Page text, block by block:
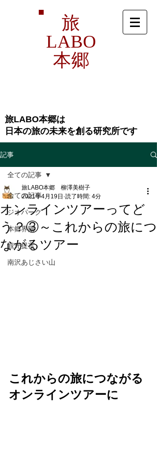
旅
LABO
本郷
旅LABO本郷は
​日本の旅の未来を創る研究所です
記事
全ての記事
ジオパーク
本郷界隈
観光提言
南沢あじさい山
全ての記事
オンラインツアーってど
う？③～これからの旅につ
ながるツアー
旅LABO本郷 柳澤美樹子
2021年4月19日 読了時間: 4分
これからの旅につながる
オンラインツアーに